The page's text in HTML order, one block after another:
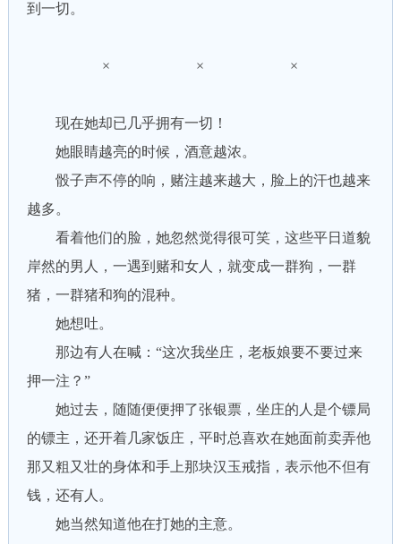
到一切。
× × ×
现在她却已几乎拥有一切！
她眼睛越亮的时候，酒意越浓。
骰子声不停的响，赌注越来越大，脸上的汗也越来
越多。
看着他们的脸，她忽然觉得很可笑，这些平日道貌
岸然的男人，一遇到赌和女人，就变成一群狗，一群
猪，一群猪和狗的混种。
她想吐。
那边有人在喊：“这次我坐庄，老板娘要不要过来
押一注？”
她过去，随随便便押了张银票，坐庄的人是个镖局
的镖主，还开着几家饭庄，平时总喜欢在她面前卖弄他
那又粗又壮的身体和手上那块汉玉戒指，表示他不但有
钱，还有人。
她当然知道他在打她的主意。